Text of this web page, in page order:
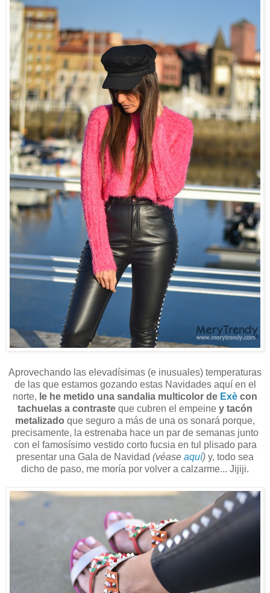
Aprovechando las elevadísimas (e inusuales) temperaturas
de las que estamos gozando estas Navidades aquí en el
norte, le he metido una sandalia multicolor de Exè con
tachuelas a contraste que cubren el empeine y tacón
metalizado que seguro a más de una os sonará porque,
precisamente, la estrenaba hace un par de semanas junto
con el famosísimo vestido corto fucsia en tul plisado para
presentar una Gala de Navidad (véase aquí) y, todo sea
dicho de paso, me moría por volver a calzarme... Jijiji.